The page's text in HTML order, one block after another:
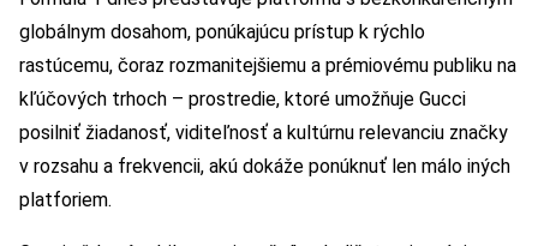
globálnym dosahom, ponúkajúcu prístup k rýchlo
rastúcemu, čoraz rozmanitejšiemu a prémiovému publiku na
kľúčových trhoch – prostredie, ktoré umožňuje Gucci
posilniť žiadanosť, viditeľnosť a kultúrnu relevanciu značky
v rozsahu a frekvencii, akú dokáže ponúknuť len málo iných
platforiem.